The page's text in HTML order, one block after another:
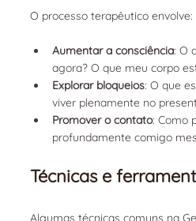
O processo terapêutico envolve:
Aumentar a consciência: O
agora? O que meu corpo
Explorar bloqueios: O que
viver plenamente no
Promover o contato: Como
profundamente comigo
Técnicas e
Algumas técnicas comuns na